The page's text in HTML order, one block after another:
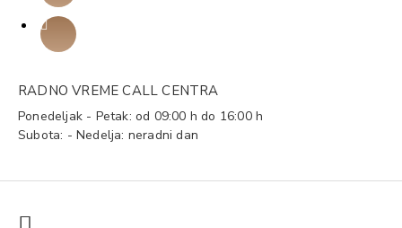
RADNO VREME CALL CENTRA
Ponedeljak - Petak: od 09:00 h do 16:00 h
Subota: - Nedelja: neradni dan